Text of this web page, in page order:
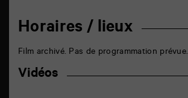
Horaires / lieux
Film archivé. Pas de programmation prévue.
Vidéos